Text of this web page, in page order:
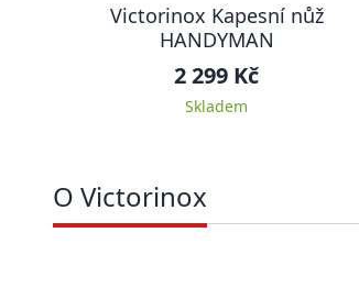
Victorinox Kapesní nůž
HANDYMAN
2 299 Kč
Skladem
O Victorinox